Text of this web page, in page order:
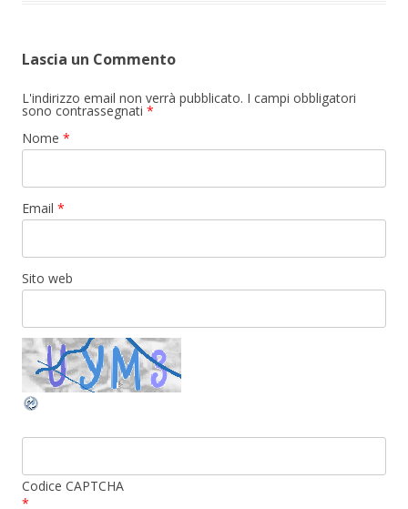
Lascia un Commento
L'indirizzo email non verrà pubblicato. I campi obbligatori
sono contrassegnati *
Nome *
Email *
Sito web
Codice CAPTCHA
*